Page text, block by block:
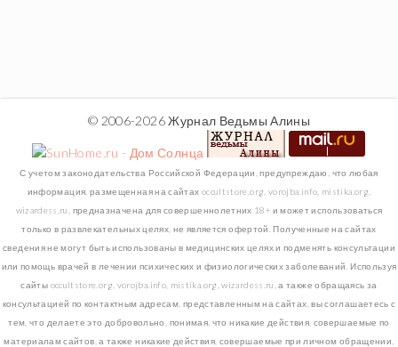
© 2006-2026 Журнал Ведьмы Алины
С учетом законодательства Российской Федерации, предупреждаю, что любая
информация, размещенная на сайтах occultstore.org, vorojba.info, mistika.org,
wizardess.ru, предназначена для совершеннолетних 18+ и может использоваться
только в развлекательных целях, не является офертой. Полученные на сайтах
сведения не могут быть использованы в медицинских целях и подменять консультации
или помощь врачей в лечении психических и физиологических заболеваний. Используя
сайты occultstore.org, vorojba.info, mistika.org, wizardess.ru, а также обращаясь за
консультацией по контактным адресам, представленным на сайтах, вы соглашаетесь с
тем, что делаете это добровольно, понимая, что никакие действия, совершаемые по
материалам сайтов, а также никакие действия, совершаемые при личном обращении,